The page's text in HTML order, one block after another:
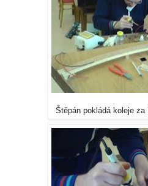
Štěpán pokládá koleje